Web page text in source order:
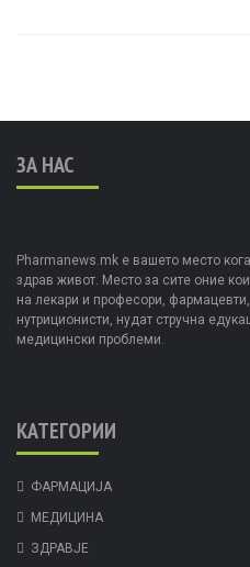
ЗА НАС
Pharmanews.mk е вашето место
здрав живот. Место за сите оние
на лекари и професори,
нутриционисти, нудат стручна
медицински проблеми.
КАТЕГОРИИ
ФАРМАЦИЈА
МЕДИЦИНА
ЗДРАВЈЕ